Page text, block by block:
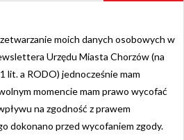
moich danych osobowych w
Urzędu Miasta Chorzów (na
lit. a RODO) jednocześnie mam
momencie mam prawo wycofać
na zgodność z prawem
dokonano przed wycofaniem zgody.